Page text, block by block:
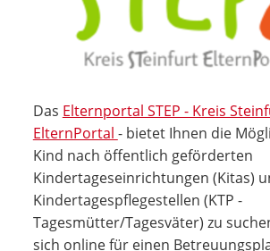
Das Elternportal STEP - Kreis
ElternPortal - bietet Ihnen die
Kind nach öffentlich geförderten
Kindertageseinrichtungen (Kitas)
Kindertagespflegestellen (KTP -
Tagesmütter/Tagesväter) zu
sich online für einen